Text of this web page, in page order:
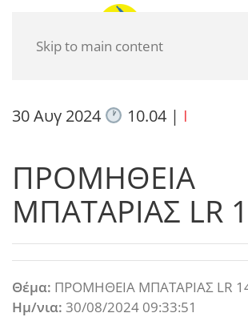
Skip to main content
30 Αυγ 2024 10.04| I
ΠΡΟΜΗΘΕΙΑ
ΜΠΑΤΑΡΙΑΣ LR
Θέμα: ΠΡΟΜΗΘΕΙΑ ΜΠΑΤΑΡΙΑΣ LR
Ημ/νια: 30/08/2024 09:33:51